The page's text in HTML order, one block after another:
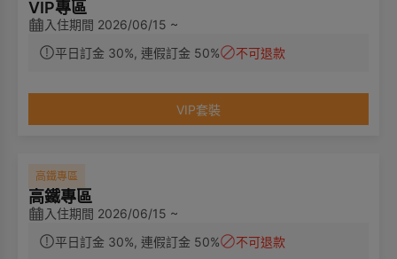
VIP專區
入住期間 2026/06/15 ~
平日訂金 30%, 連假訂金 50%
不可退款
VIP套裝
高鐵專區
高鐵專區
入住期間 2026/06/15 ~
平日訂金 30%, 連假訂金 50%
不可退款